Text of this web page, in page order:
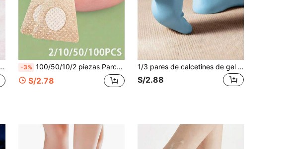
-3% 100/50/10/2 piezas Parches de aceite de árbol de té para uñas, adecuados para uñas frágiles, amarillentas, engrosadas, decoloradas, parches invisibles que se pueden usar con zapatos, fórmula ultra fina y transpirable, amigable con la piel, asistente perfecto para el cuidado de los pies
S/2.78
1/3 pares de calcetines de gel de silicona para el cuidado de los pies, previenen las grietas, eliminan la piel muerta, son protectores y elásticos
S/2.88